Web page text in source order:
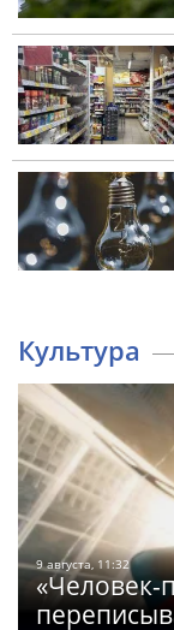
Культура
9 августа, 11:32
«Человек-